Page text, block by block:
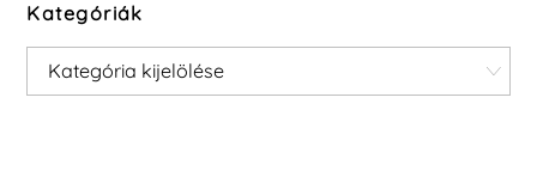
Kategóriák
Kategóriák